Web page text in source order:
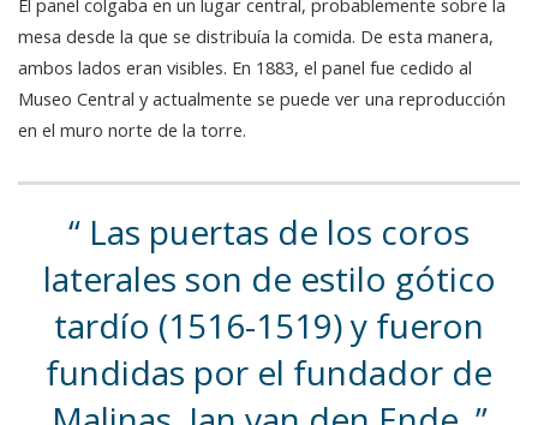
El panel colgaba en un lugar central, probablemente sobre la
mesa desde la que se distribuía la comida. De esta manera,
ambos lados eran visibles. En 1883, el panel fue cedido al
Museo Central y actualmente se puede ver una reproducción
en el muro norte de la torre.
Las puertas de los coros
laterales son de estilo gótico
tardío (1516-1519) y fueron
fundidas por el fundador de